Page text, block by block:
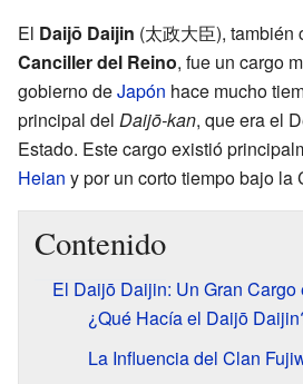
El Daijō Daijin (太政大臣), también
Canciller del Reino, fue un cargo
gobierno deJapón hace mucho
principal del Daijō-kan, que era el
Estado. Este cargo existió
Heian y por un corto tiempo bajo la
Contenido
El Daijō Daijin: Un Gran
¿Qué Hacía el Daijō
La Influencia del Clan